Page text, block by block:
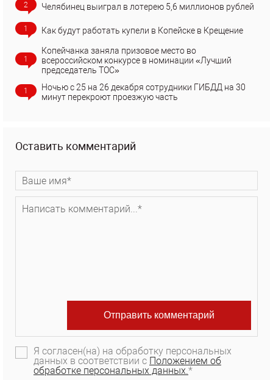
2 Челябинец выиграл в лотерею 5,6 миллионов рублей
1 Как будут работать купели в Копейске в Крещение
1
Копейчанка заняла призовое место во
всероссийском конкурсе в номинации «Лучший
председатель ТОС»
1
Ночью с 25 на 26 декабря сотрудники ГИБДД на 30
минут перекроют проезжую часть
Оставить комментарий
Я согласен(на) на обработку персональных
данных в соответствии с Положением об
обработке персональных данных.*